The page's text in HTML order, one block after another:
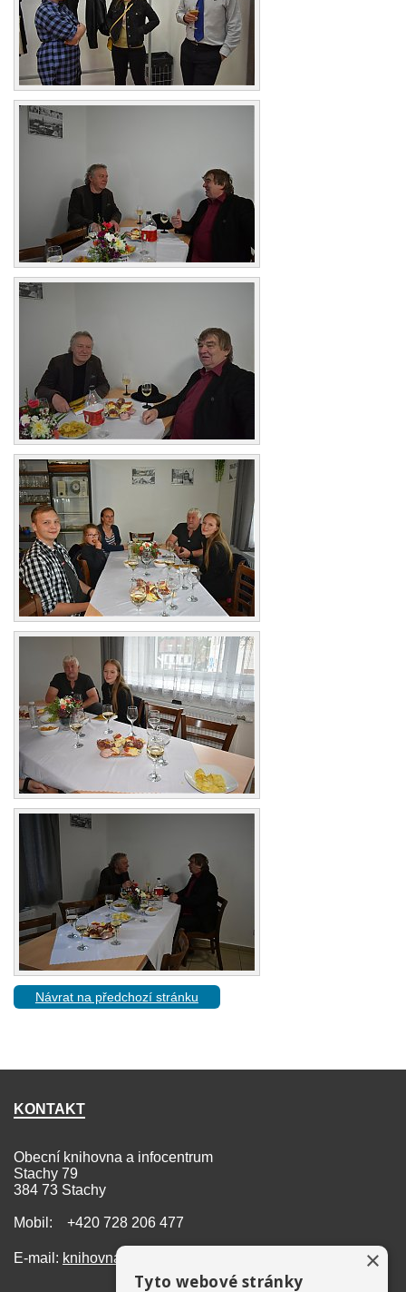
Návrat na předchozí stránku
KONTAKT
Obecní knihovna a infocentrum
Stachy 79
384 73 Stachy
Mobil: +420 728 206 477
E-mail: knihovna@stachy.net ×
Tyto webové stránky